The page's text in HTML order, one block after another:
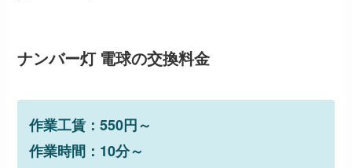
ナンバー灯 電球の交換料金
作業工賃：550円～
作業時間：10分～